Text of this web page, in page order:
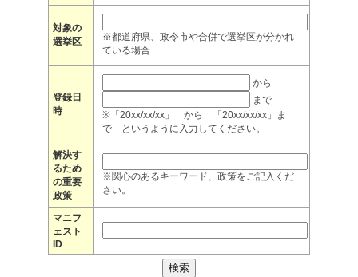
対象の
選挙区
※都道府県、政令市や合併で選挙区が分かれ
ている場合
登録日
時
から
まで
※「20xx/xx/xx」 から 「20xx/xx/xx」ま
で というように入力してください。
解決す
るため
の重要
政策
※関心のあるキーワード、政策をご記入くだ
さい。
マニフ
ェスト
ID